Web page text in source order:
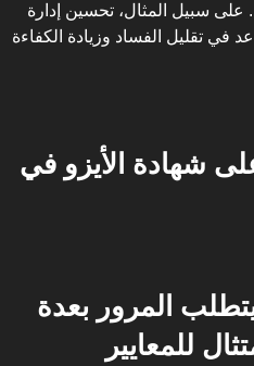
سبيل المثال، تحسين إدارة
في تقليل الفساد وزيادة الكفاءة
شهادة الأيزو في
المرور بعدة
للمعايير